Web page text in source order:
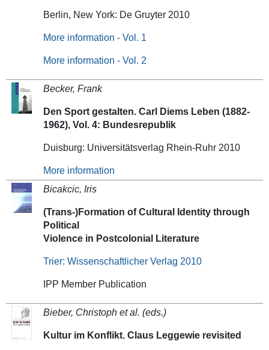
Berlin, New York: De Gruyter 2010
More information - Vol. 1
More information - Vol. 2
Becker, Frank
Den Sport gestalten. Carl Diems Leben (1882-
1962), Vol. 4: Bundesrepublik
Duisburg: Universitätsverlag Rhein-Ruhr 2010
More information
Bicakcic, Iris
(Trans-)Formation of Cultural Identity through
Political
Violence in Postcolonial Literature
Trier: Wissenschaftlicher Verlag 2010
IPP Member Publication
Bieber, Christoph et al. (eds.)
Kultur im Konflikt. Claus Leggewie revisited